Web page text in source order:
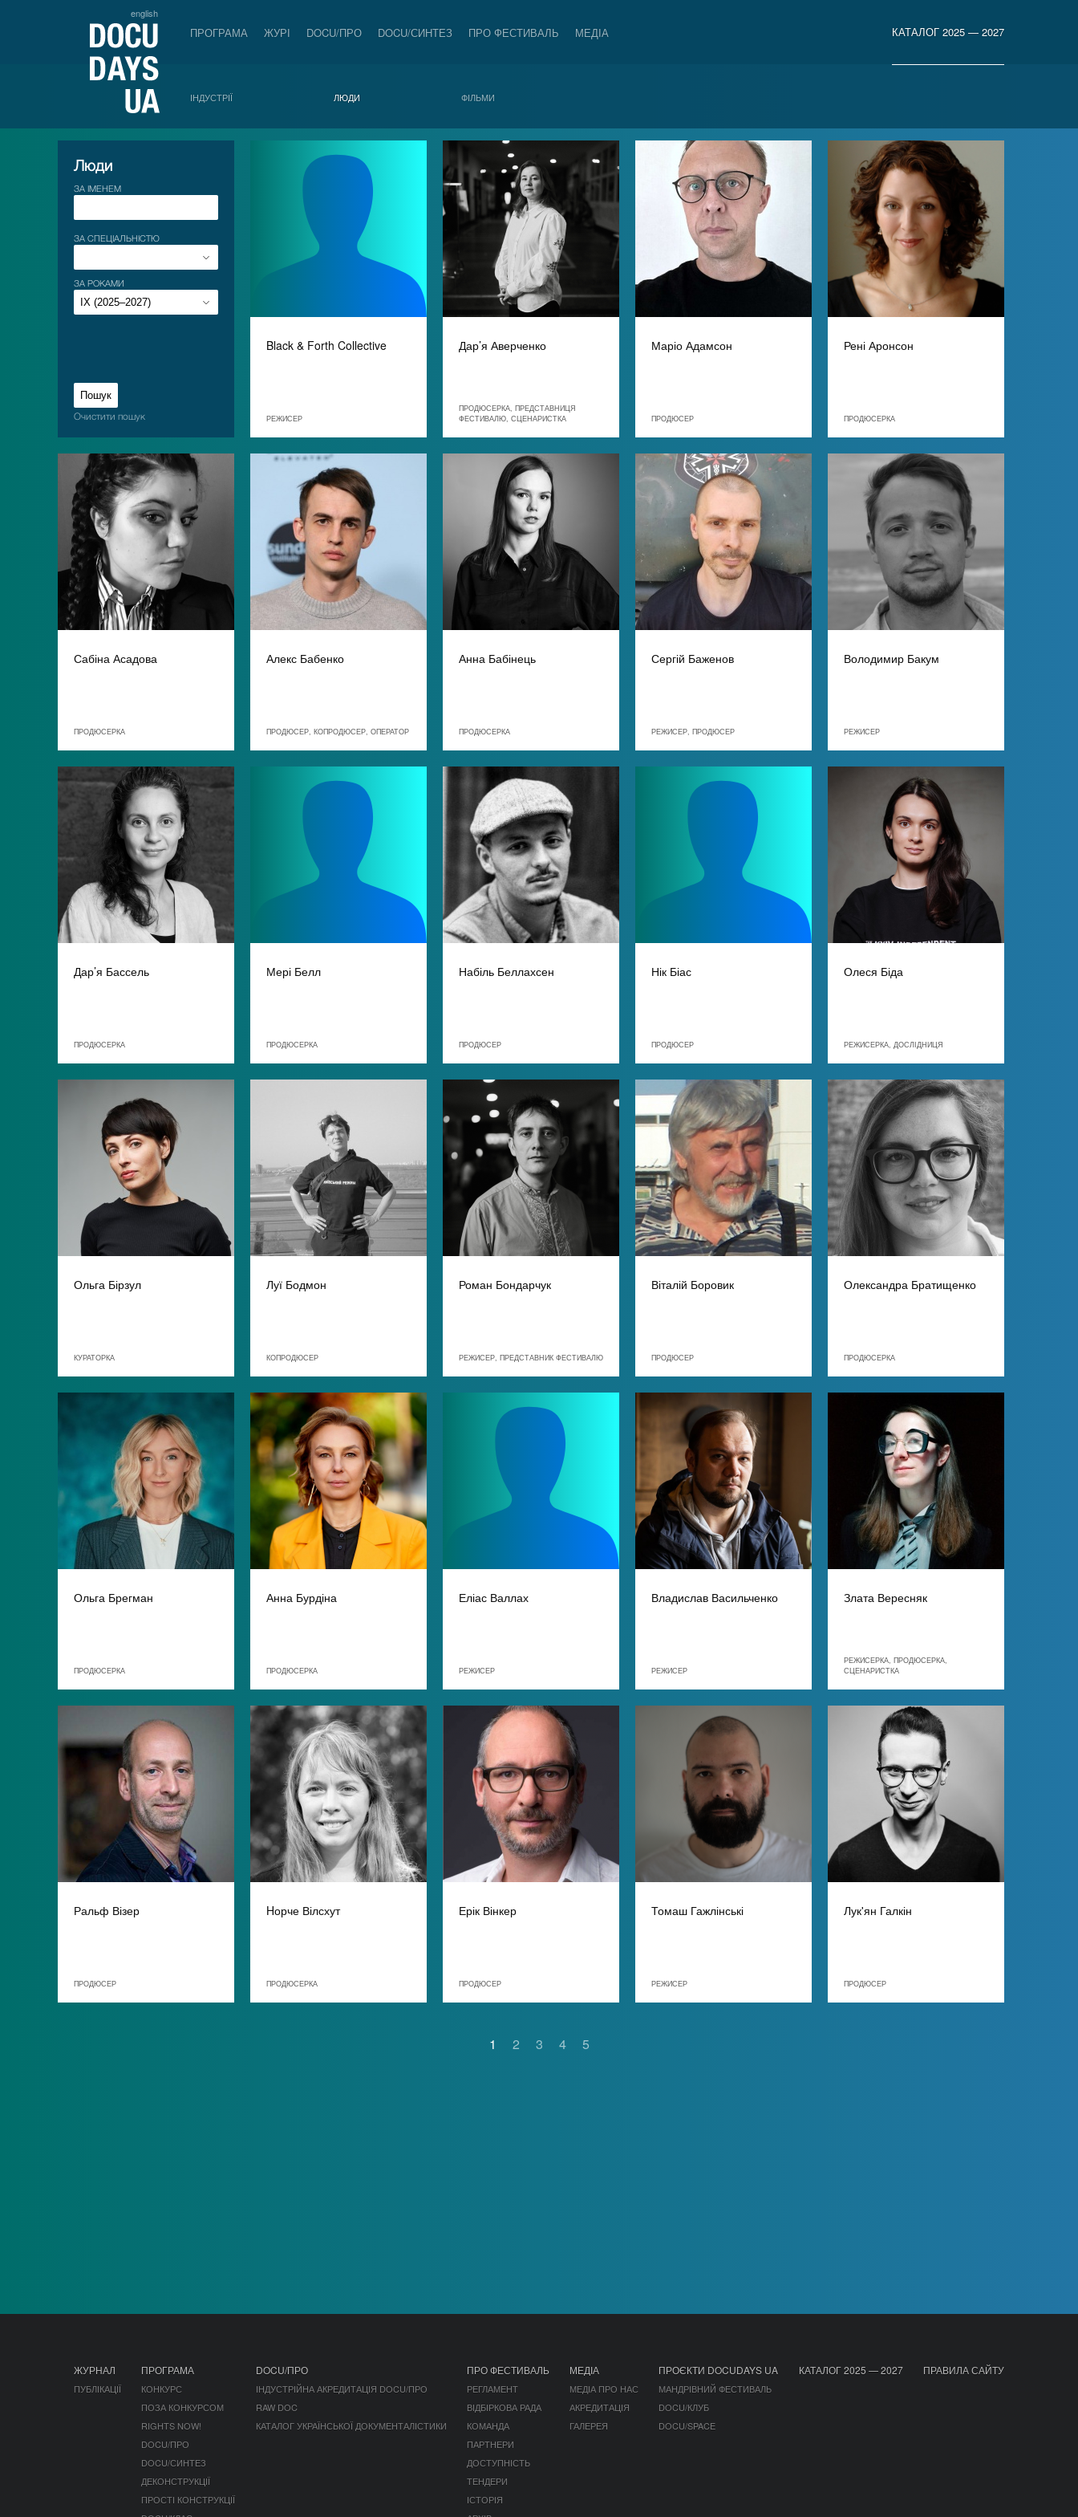
english
ПРОГРАМА ЖУРІ DOCU/ПРО DOCU/СИНТЕЗ ПРО ФЕСТИВАЛЬ МЕДІА КАТАЛОГ 2025 — 2027
ІНДУСТРІЇ ЛЮДИ ФІЛЬМИ
Люди
ЗА ІМЕНЕМ
ЗА СПЕЦІАЛЬНІСТЮ
ЗА РОКАМИ
Очистити пошук
Black & Forth Collective
РЕЖИСЕР
Дар’я Аверченко
ПРОДЮСЕРКА, ПРЕДСТАВНИЦЯ
ФЕСТИВАЛЮ, СЦЕНАРИСТКА
Маріо Адамсон
ПРОДЮСЕР
Рені Аронсон
ПРОДЮСЕРКА
Сабіна Асадова
ПРОДЮСЕРКА
Алекс Бабенко
ПРОДЮСЕР, КОПРОДЮСЕР, ОПЕРАТОР
Анна Бабінець
ПРОДЮСЕРКА
Сергій Баженов
РЕЖИСЕР, ПРОДЮСЕР
Володимир Бакум
РЕЖИСЕР
Дар’я Бассель
ПРОДЮСЕРКА
Мері Белл
ПРОДЮСЕРКА
Набіль Беллахсен
ПРОДЮСЕР
Нік Біас
ПРОДЮСЕР
Олеся Біда
РЕЖИСЕРКА, ДОСЛІДНИЦЯ
Ольга Бірзул
КУРАТОРКА
Луї Бодмон
КОПРОДЮСЕР
Роман Бондарчук
РЕЖИСЕР, ПРЕДСТАВНИК ФЕСТИВАЛЮ
Віталій Боровик
ПРОДЮСЕР
Олександра Братищенко
ПРОДЮСЕРКА
Ольга Брегман
ПРОДЮСЕРКА
Анна Бурдіна
ПРОДЮСЕРКА
Еліас Валлах
РЕЖИСЕР
Владислав Васильченко
РЕЖИСЕР
Злата Вересняк
РЕЖИСЕРКА, ПРОДЮСЕРКА,
СЦЕНАРИСТКА
Ральф Візер
ПРОДЮСЕР
Hорче Вілсхут
ПРОДЮСЕРКА
Ерік Вінкер
ПРОДЮСЕР
Томаш Гажлінські
РЕЖИСЕР
Лук'ян Галкін
ПРОДЮСЕР
1 2 3 4 5
ЖУРНАЛ
ПУБЛІКАЦІЇ
ПРОГРАМА
КОНКУРС
ПОЗА КОНКУРСОМ
RIGHTS NOW!
DOCU/ПРО
DOCU/СИНТЕЗ
ДЕКОНСТРУКЦІЇ
ПРОСТІ КОНСТРУКЦІЇ
DOCU/ПРО
ІНДУСТРІЙНА АКРЕДИТАЦІЯ DOCU/ПРО
RAW DOC
КАТАЛОГ УКРАЇНСЬКОЇ ДОКУМЕНТАЛІСТИКИ
ПРО ФЕСТИВАЛЬ
РЕГЛАМЕНТ
ВІДБІРКОВА РАДА
КОМАНДА
ПАРТНЕРИ
ДОСТУПНІСТЬ
ТЕНДЕРИ
ІСТОРІЯ
МЕДІА
МЕДІА ПРО НАС
АКРЕДИТАЦІЯ
ГАЛЕРЕЯ
ПРОЄКТИ DOCUDAYS UA
МАНДРІВНИЙ ФЕСТИВАЛЬ
DOCU/КЛУБ
DOCU/SPACE
КАТАЛОГ 2025 — 2027 ПРАВИЛА САЙТУ